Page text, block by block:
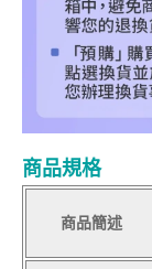
商品規格
商品簡述